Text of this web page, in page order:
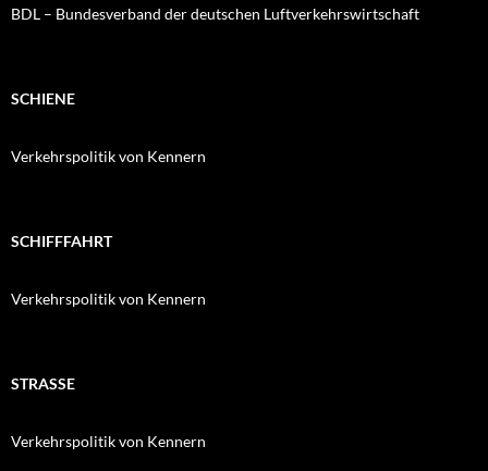
BDL – Bundesverband der deutschen Luftverkehrswirtschaft
SCHIENE
Verkehrspolitik von Kennern
SCHIFFFAHRT
Verkehrspolitik von Kennern
STRASSE
Verkehrspolitik von Kennern